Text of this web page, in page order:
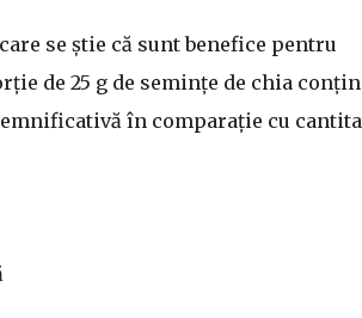
se știe că sunt benefice pentru
de 25 g de semințe de chia
în comparație cu